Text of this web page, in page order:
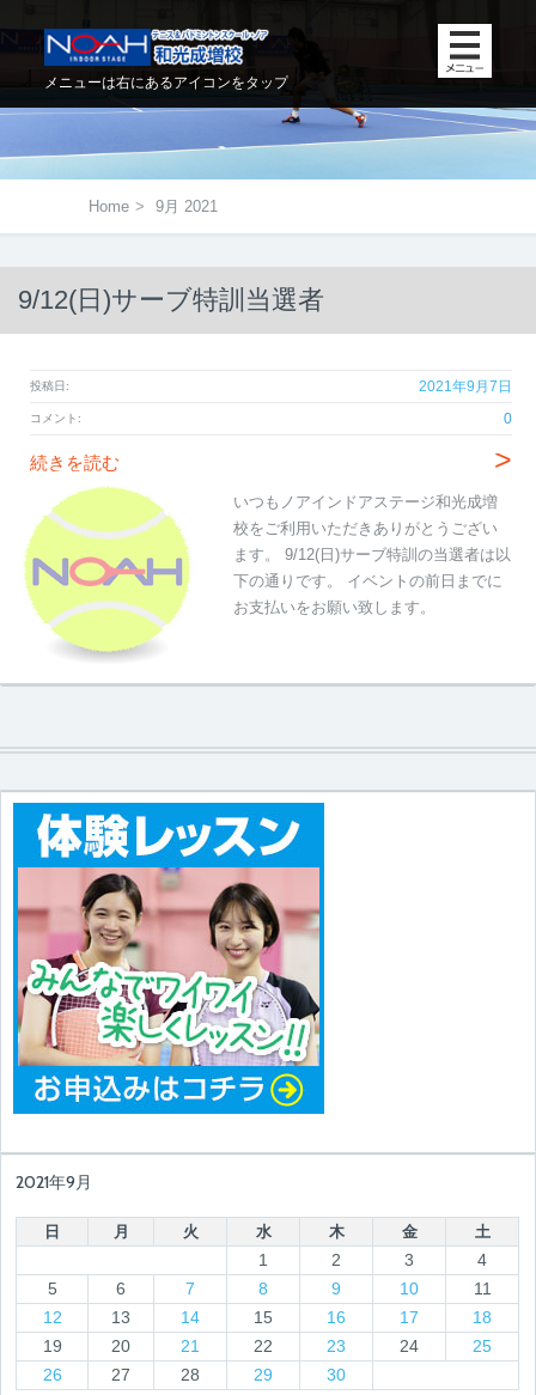
メニューは右にあるアイコンをタップ
Home > 9月 2021
9/12(日)サーブ特訓当選者
投稿日: 2021年9月7日
コメント: 0
続きを読む >
いつもノアインドアステージ和光成増
校をご利用いただきありがとうござい
ます。 9/12(日)サーブ特訓の当選者は以
下の通りです。 イベントの前日までに
お支払いをお願い致します。
2021年9月
日 月 火 水 木 金 土
1 2 3
4
5
6 7 8 9 10
11
12
13 14 15 16 17
18
19
20 21 22 23 24
25
26
27 28 29
30